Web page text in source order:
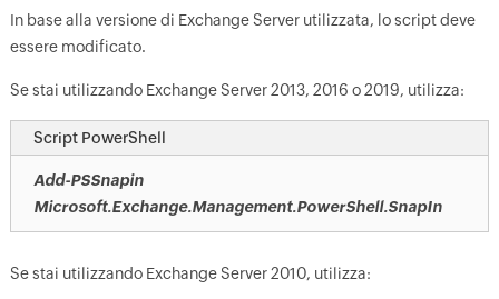
In base alla versione di Exchange Server utilizzata, lo script deve
essere modificato.
Se stai utilizzando Exchange Server 2013, 2016 o 2019, utilizza:
Script PowerShell
Add-PSSnapin
Microsoft.Exchange.Management.PowerShell.SnapIn
Se stai utilizzando Exchange Server 2010, utilizza: